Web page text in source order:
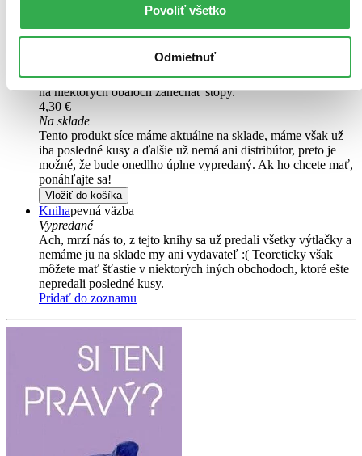
Povoliť všetko
Odmietnuť
výborný stav
Rozdiel medzi touto knihou a novou by ste
asi ani nespoznali. Knihu sme označili nálepkou, ktorá môže
na niektorých obaloch zanechať stopy.
4,30 €
Na sklade
Tento produkt síce máme aktuálne na sklade, máme však už
iba posledné kusy a ďalšie už nemá ani distribútor, preto je
možné, že bude onedlho úplne vypredaný. Ak ho chcete mať,
ponáhľajte sa!
Vložiť do košíka
Knihapevná väzba
Vypredané
Ach, mrzí nás to, z tejto knihy sa už predali všetky výtlačky a
nemáme ju na sklade my ani vydavateľ :( Teoreticky však
môžete mať šťastie v niektorých iných obchodoch, ktoré ešte
nepredali posledné kusy.
Pridať do zoznamu